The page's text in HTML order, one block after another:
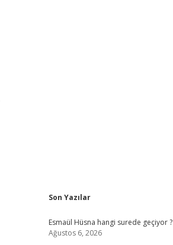
Sidebar
Son Yazılar
Esmaül Hüsna hangi surede geçiyor ?
Ağustos 6, 2026